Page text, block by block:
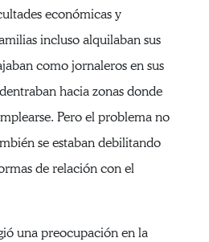
económicas y
incluso alquilaban sus
como jornaleros en sus
hacia zonas donde
Pero el problema no
se estaban debilitando
de relación con el
una preocupación en la